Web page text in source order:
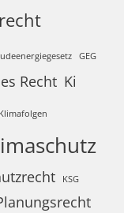
GEG
Recht Ki
Klimafolgen
KSG